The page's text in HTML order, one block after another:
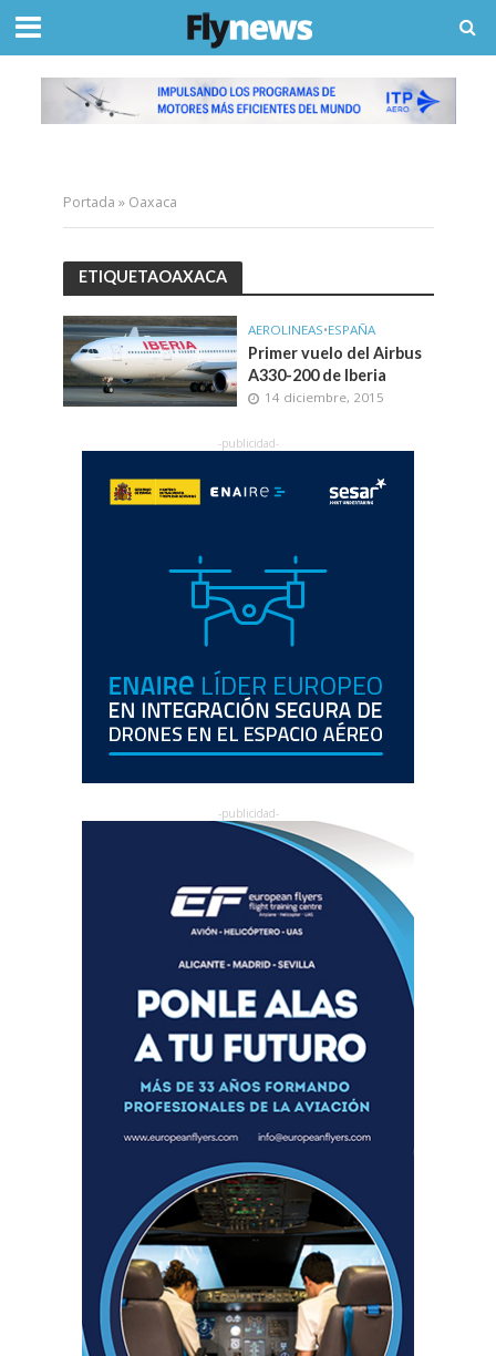
Portada » Oaxaca
ETIQUETAOAXACA
AEROLINEAS•ESPAÑA
Primer vuelo del Airbus
A330-200 de Iberia
14 diciembre, 2015